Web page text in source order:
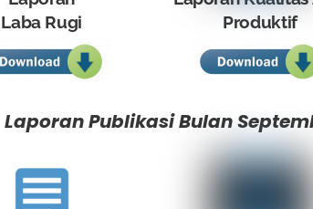
Laba Rugi
Produktif
Laporan Publikasi Bulan